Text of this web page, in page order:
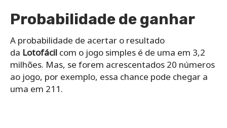
Probabilidade de ganhar
A probabilidade de acertar o resultado
da Lotofácil com o jogo simples é de uma em 3,2
milhões. Mas, se forem acrescentados 20 números
ao jogo, por exemplo, essa chance pode chegar a
uma em 211.